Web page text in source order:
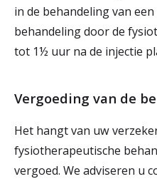
in de behandeling van
behandeling door de
tot 1½ uur na de injectie
Vergoeding van de
Het hangt van uw
fysiotherapeutische
vergoed. We adviseren u